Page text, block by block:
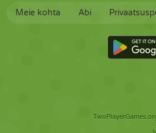
Meie kohta Abi